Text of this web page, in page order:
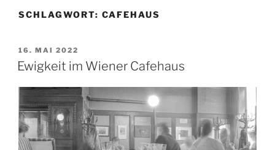
SCHLAGWORT: CAFEHAUS
VERÖFFENTLICHT
AM
16. MAI 2022
Ewigkeit im Wiener Cafehaus